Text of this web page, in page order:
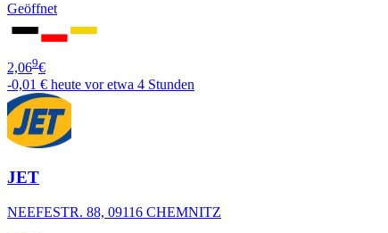
Geöffnet
2,069€
-0,01 € heute vor etwa 4 Stunden
JET
NEEFESTR. 88, 09116 CHEMNITZ